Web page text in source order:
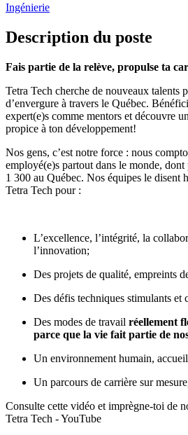
Ingénierie
Description du poste
Fais partie de la relève, propulse ta
Tetra Tech cherche de nouveaux talents
d’envergure à travers le Québec.
expert(e)s comme mentors et découvre
propice à ton développement!
Nos gens, c’est notre force : nous
employé(e)s partout dans le monde,
1 300 au Québec. Nos équipes le disent
Tetra Tech pour :
L’excellence, l’intégrité, la
l’innovation;
Des projets de qualité, empreints
Des défis techniques stimulants et
Des modes de travail réellement
parce que la vie fait partie de
Un environnement humain,
Un parcours de carrière sur
Consulte cette vidéo et imprègne-toi de
Tetra Tech - YouTube